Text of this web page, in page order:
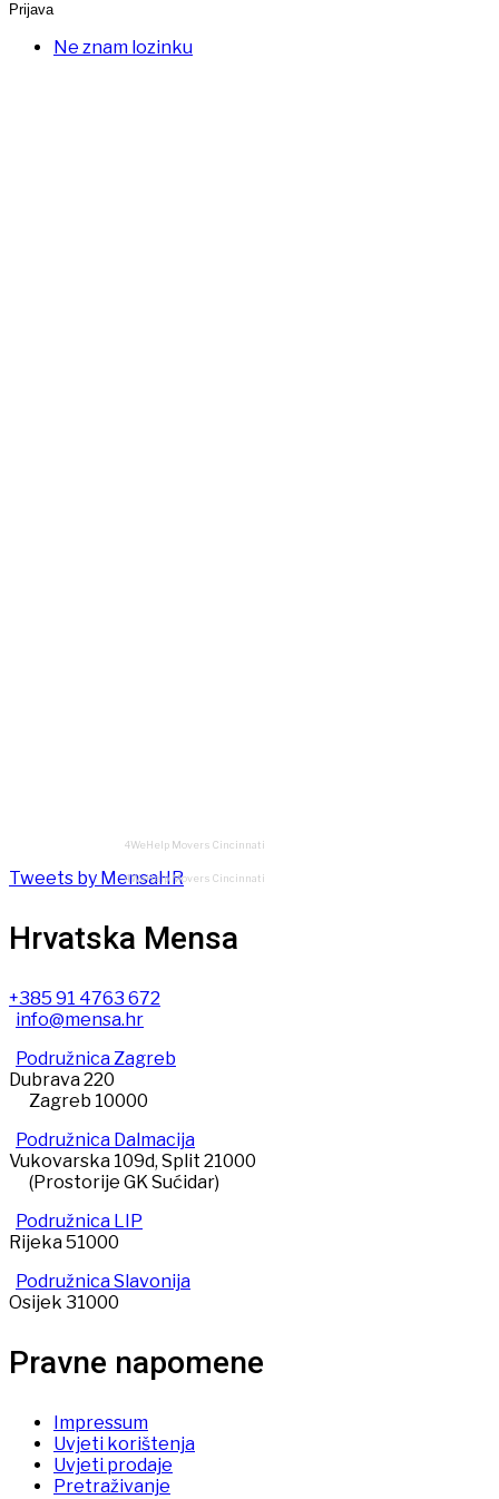
Prijava
Ne znam lozinku
4WeHelp Movers Cincinnati
Tweets by MensaHR4WeHelp Movers Cincinnati
Hrvatska Mensa
+385 91 4763 672
info@mensa.hr
Podružnica Zagreb
Dubrava 220
Zagreb 10000
Podružnica Dalmacija
Vukovarska 109d, Split 21000
(Prostorije GK Sućidar)
Podružnica LIP
Rijeka 51000
Podružnica Slavonija
Osijek 31000
Pravne napomene
Impressum
Uvjeti korištenja
Uvjeti prodaje
Pretraživanje